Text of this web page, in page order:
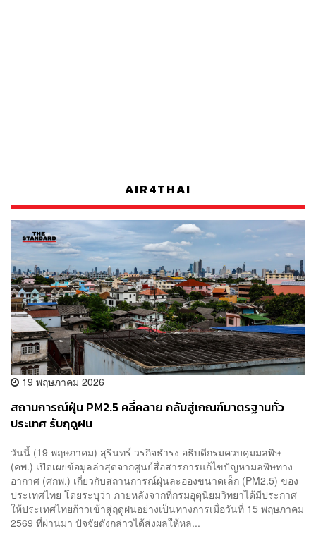
AIR4THAI
19 พฤษภาคม 2026
สถานการณ์ฝุ่น PM2.5 คลี่คลาย กลับสู่เกณฑ์มาตรฐานทั่ว
ประเทศ รับฤดูฝน
วันนี้ (19 พฤษภาคม) สุรินทร์ วรกิจธำรง อธิบดีกรมควบคุมมลพิษ
(คพ.) เปิดเผยข้อมูลล่าสุดจากศูนย์สื่อสารการแก้ไขปัญหามลพิษทาง
อากาศ (ศกพ.) เกี่ยวกับสถานการณ์ฝุ่นละอองขนาดเล็ก (PM2.5) ของ
ประเทศไทย โดยระบุว่า ภายหลังจากที่กรมอุตุนิยมวิทยาได้มีประกาศ
ให้ประเทศไทยก้าวเข้าสู่ฤดูฝนอย่างเป็นทางการเมื่อวันที่ 15 พฤษภาคม
2569 ที่ผ่านมา ปัจจัยดังกล่าวได้ส่งผลให้หล...